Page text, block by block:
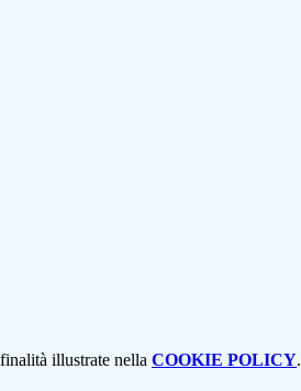
illustrate nella COOKIE POLICY.